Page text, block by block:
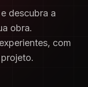
descubra a
obra.
com